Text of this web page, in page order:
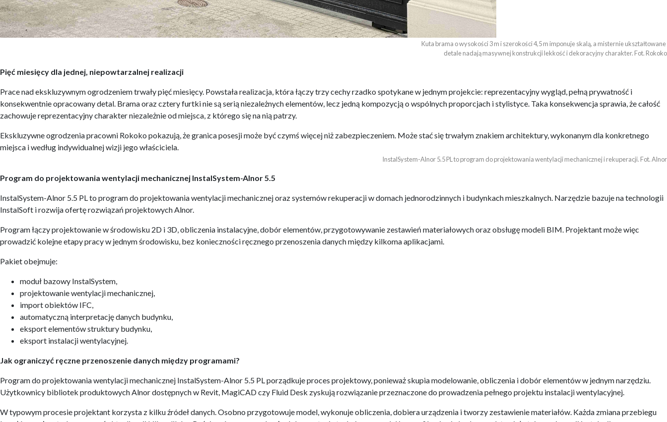
Kuta brama o wysokości 3 m i szerokości 4,5 m imponuje skalą, a misternie ukształtowane
detale nadają masywnej konstrukcji lekkość i dekoracyjny charakter. Fot. Rokoko
Pięć miesięcy dla jednej, niepowtarzalnej realizacji
Prace nad ekskluzywnym ogrodzeniem trwały pięć miesięcy. Powstała realizacja, która łączy trzy cechy rzadko spotykane w jednym projekcie: reprezentacyjny wygląd, pełną prywatność i
konsekwentnie opracowany detal. Brama oraz cztery furtki nie są serią niezależnych elementów, lecz jedną kompozycją o wspólnych proporcjach i stylistyce. Taka konsekwencja sprawia, że całość
zachowuje reprezentacyjny charakter niezależnie od miejsca, z którego się na nią patrzy.
Ekskluzywne ogrodzenia pracowni Rokoko pokazują, że granica posesji może być czymś więcej niż zabezpieczeniem. Może stać się trwałym znakiem architektury, wykonanym dla konkretnego
miejsca i według indywidualnej wizji jego właściciela.
InstalSystem-Alnor 5.5 PL to program do projektowania wentylacji mechanicznej i rekuperacji. Fot. Alnor
Program do projektowania wentylacji mechanicznej InstalSystem-Alnor 5.5
InstalSystem-Alnor 5.5 PL to program do projektowania wentylacji mechanicznej oraz systemów rekuperacji w domach jednorodzinnych i budynkach mieszkalnych. Narzędzie bazuje na technologii
InstalSoft i rozwija ofertę rozwiązań projektowych Alnor.
Program łączy projektowanie w środowisku 2D i 3D, obliczenia instalacyjne, dobór elementów, przygotowywanie zestawień materiałowych oraz obsługę modeli BIM. Projektant może więc
prowadzić kolejne etapy pracy w jednym środowisku, bez konieczności ręcznego przenoszenia danych między kilkoma aplikacjami.
Pakiet obejmuje:
moduł bazowy InstalSystem,
projektowanie wentylacji mechanicznej,
import obiektów IFC,
automatyczną interpretację danych budynku,
eksport elementów struktury budynku,
eksport instalacji wentylacyjnej.
Jak ograniczyć ręczne przenoszenie danych między programami?
Program do projektowania wentylacji mechanicznej InstalSystem-Alnor 5.5 PL porządkuje proces projektowy, ponieważ skupia modelowanie, obliczenia i dobór elementów w jednym narzędziu.
Użytkownicy bibliotek produktowych Alnor dostępnych w Revit, MagiCAD czy Fluid Desk zyskują rozwiązanie przeznaczone do prowadzenia pełnego projektu instalacji wentylacyjnej.
W typowym procesie projektant korzysta z kilku źródeł danych. Osobno przygotowuje model, wykonuje obliczenia, dobiera urządzenia i tworzy zestawienie materiałów. Każda zmiana przebiegu